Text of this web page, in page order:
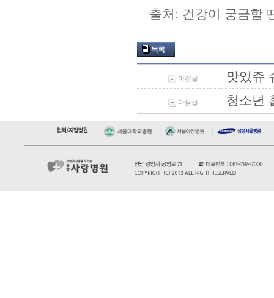
출처: 건강이 궁금할
목록
이전글 맛있쥬
다음글 청소년